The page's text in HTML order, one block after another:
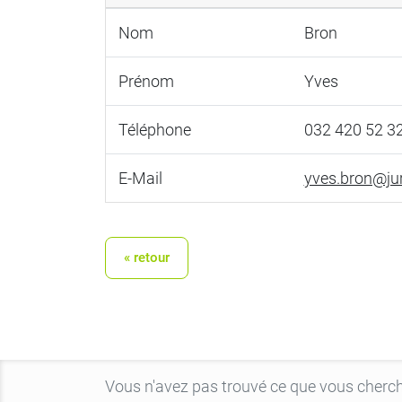
Nom Bron
Prénom Yves
Téléphone 032 420 52
E-Mail
« retour